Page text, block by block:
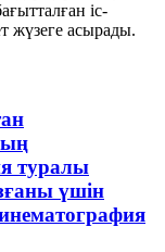
іс-
жүзеге асырады.
туралы
үшін